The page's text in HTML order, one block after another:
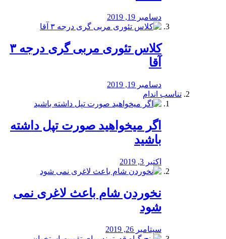
دسامبر 19, 2019
کلاس تئوری مربی گری درجه ۳
آقا
دسامبر 19, 2019
تناسب اندام
اگر میخواهید صورت تپل داشته
باشید
اکتبر 3, 2019
نخوردن شام باعث لاغری نمی
‌شود
سپتامبر 26, 2019